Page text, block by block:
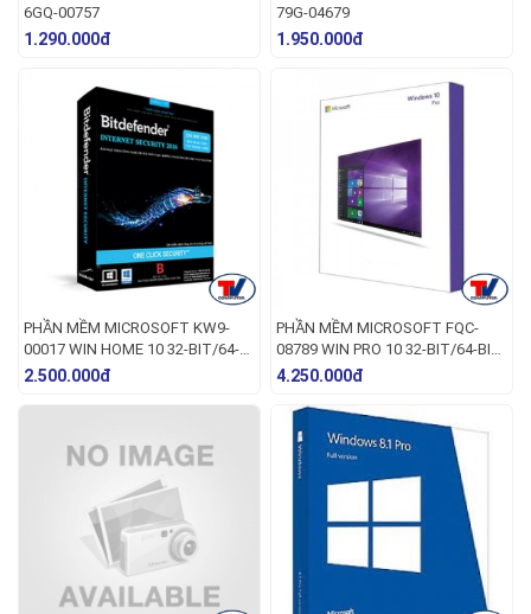
6GQ-00757
1.290.000đ
79G-04679
1.950.000đ
PHẦN MỀM MICROSOFT KW9-
00017 WIN HOME 10 32-BIT/64-
BIT ENG INTL USB
2.500.000đ
PHẦN MỀM MICROSOFT FQC-
08789 WIN PRO 10 32-BIT/64-BIT
ENG INTL USB
4.250.000đ